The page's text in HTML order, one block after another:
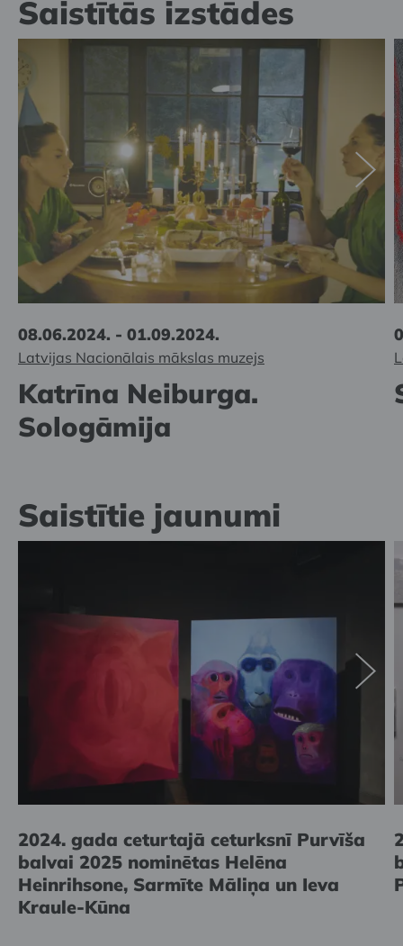
Saistītās izstādes
08.06.2024. - 01.09.2024.
Latvijas Nacionālais mākslas muzejs
Katrīna Neiburga.
Sologāmija
Saistītie jaunumi
2024. gada ceturtajā ceturksnī Purvīša
balvai 2025 nominētas Helēna
Heinrihsone, Sarmīte Māliņa un Ieva
Kraule-Kūna